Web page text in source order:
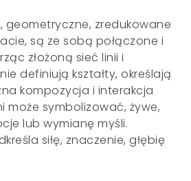
geometryczne, zredukowane
są ze sobą połączone i
złożoną sieć linii i
definiują kształty, określają
kompozycja i interakcja
może symbolizować, żywe,
lub wymianę myśli.
siłę, znaczenie, głębię